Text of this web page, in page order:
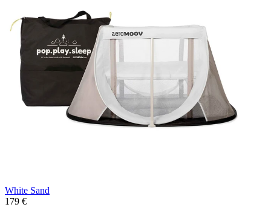
White Sand
179 €